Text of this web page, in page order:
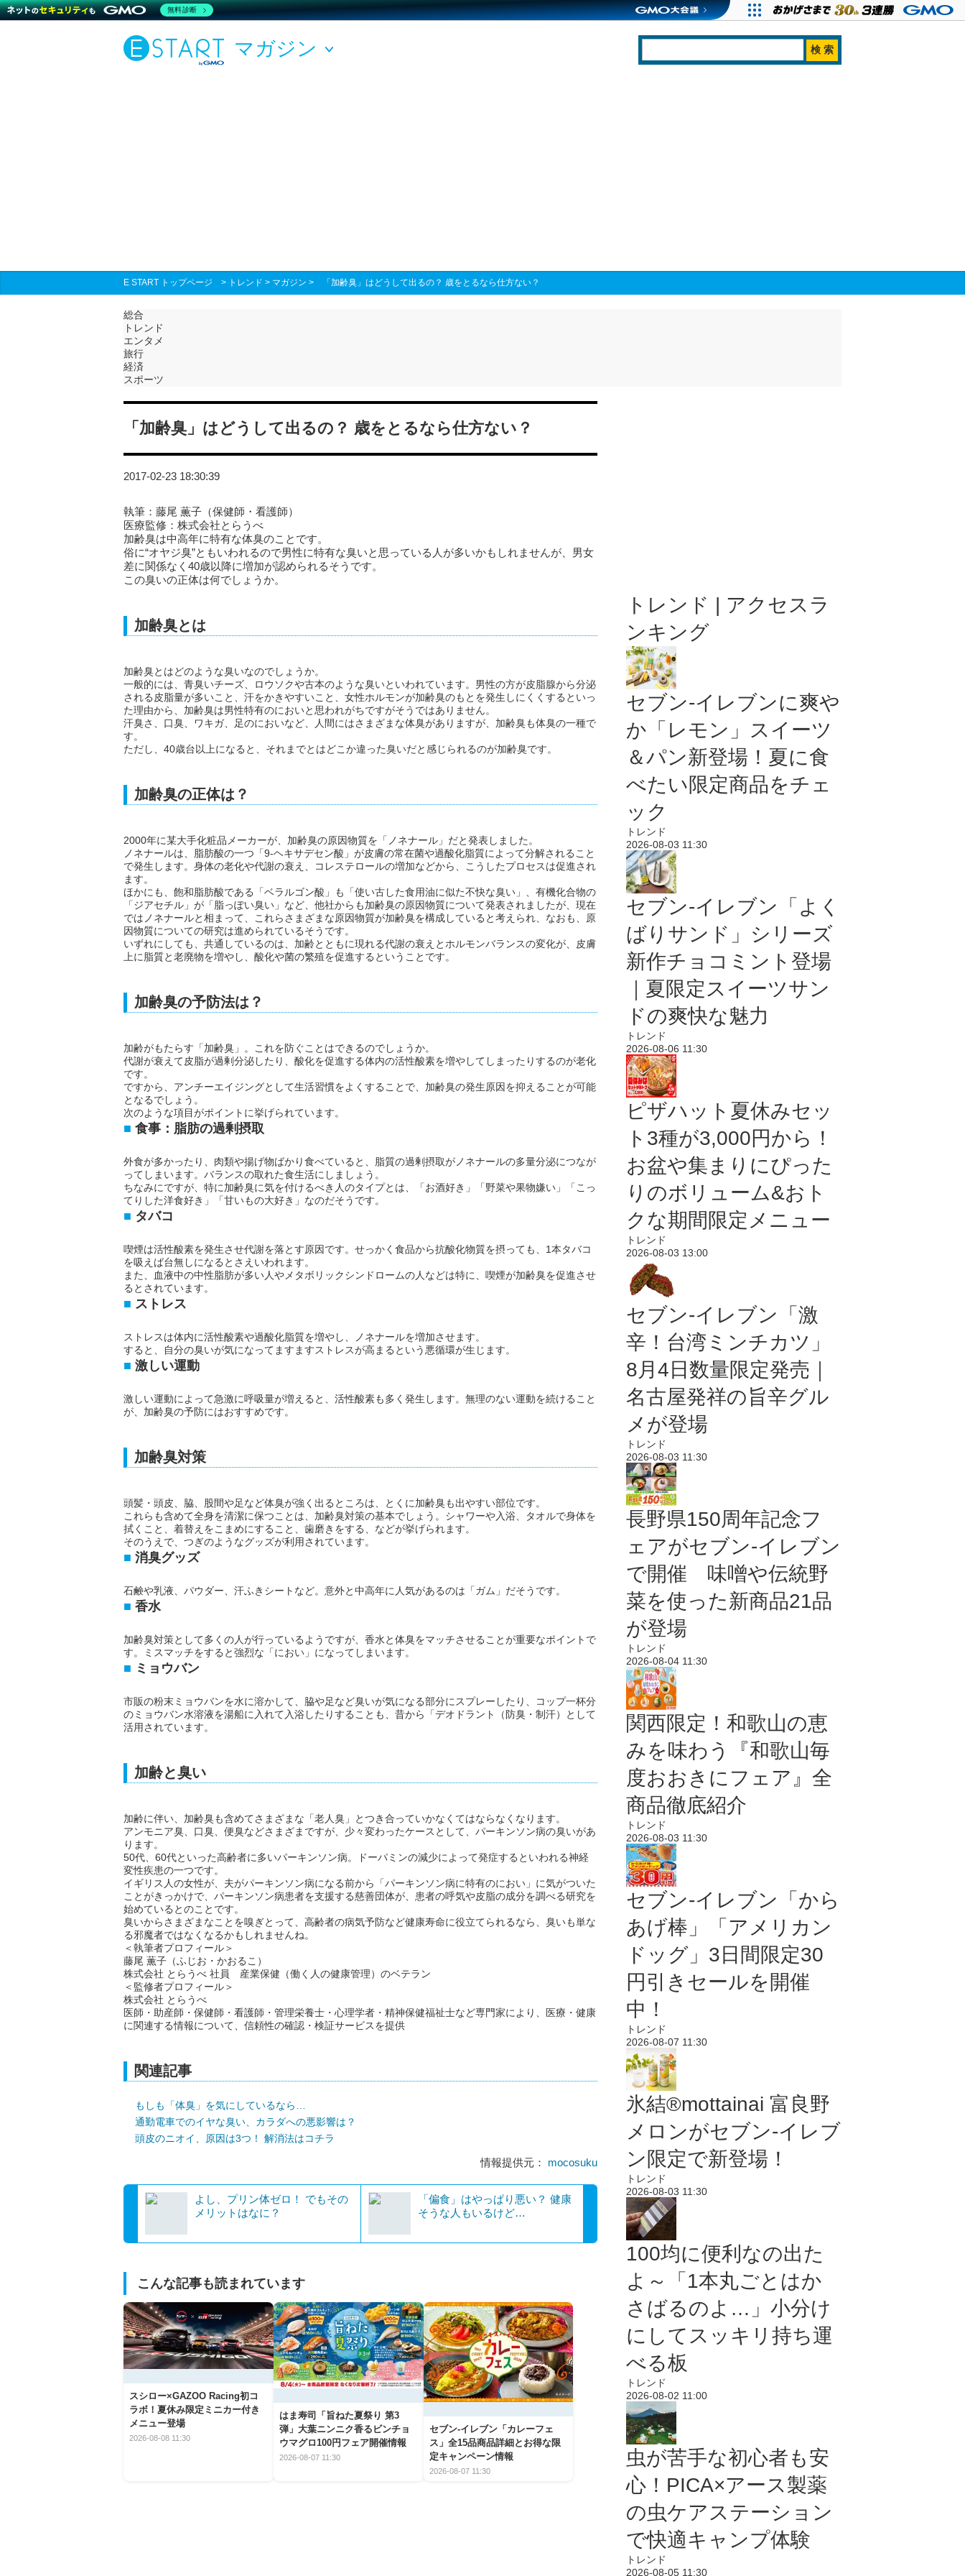
マガジン
E START トップページ > トレンド > マガジン > 「加齢臭」はどうして出るの？ 歳をとるなら仕方ない？
総合
トレンド
エンタメ
旅行
経済
スポーツ
「加齢臭」はどうして出るの？ 歳をとるなら仕方ない？
2017-02-23 18:30:39
執筆：藤尾 薫子（保健師・看護師）
医療監修：株式会社とらうべ
加齢臭は中高年に特有な体臭のことです。
俗に“オヤジ臭”ともいわれるので男性に特有な臭いと思っている人が多いかもしれませんが、男女
差に関係なく40歳以降に増加が認められるそうです。
この臭いの正体は何でしょうか。
加齢臭とは
加齢臭とはどのような臭いなのでしょうか。
一般的には、青臭いチーズ、ロウソクや古本のような臭いといわれています。男性の方が皮脂腺から分泌
される皮脂量が多いこと、汗をかきやすいこと、女性ホルモンが加齢臭のもとを発生しにくくするといっ
た理由から、加齢臭は男性特有のにおいと思われがちですがそうではありません。
汗臭さ、口臭、ワキガ、足のにおいなど、人間にはさまざまな体臭がありますが、加齢臭も体臭の一種で
す。
ただし、40歳台以上になると、それまでとはどこか違った臭いだと感じられるのが加齢臭です。
加齢臭の正体は？
2000年に某大手化粧品メーカーが、加齢臭の原因物質を「ノネナール」だと発表しました。
ノネナールは、脂肪酸の一つ「9-ヘキサデセン酸」が皮膚の常在菌や過酸化脂質によって分解されること
で発生します。身体の老化や代謝の衰え、コレステロールの増加などから、こうしたプロセスは促進され
ます。
ほかにも、飽和脂肪酸である「ベラルゴン酸」も「使い古した食用油に似た不快な臭い」、有機化合物の
「ジアセチル」が「脂っぽい臭い」など、他社からも加齢臭の原因物質について発表されましたが、現在
ではノネナールと相まって、これらさまざまな原因物質が加齢臭を構成していると考えられ、なおも、原
因物質についての研究は進められているそうです。
いずれにしても、共通しているのは、加齢とともに現れる代謝の衰えとホルモンバランスの変化が、皮膚
上に脂質と老廃物を増やし、酸化や菌の繁殖を促進するということです。
加齢臭の予防法は？
加齢がもたらす「加齢臭」。これを防ぐことはできるのでしょうか。
代謝が衰えて皮脂が過剰分泌したり、酸化を促進する体内の活性酸素を増やしてしまったりするのが老化
です。
ですから、アンチーエイジングとして生活習慣をよくすることで、加齢臭の発生原因を抑えることが可能
となるでしょう。
次のような項目がポイントに挙げられています。
食事：脂肪の過剰摂取
外食が多かったり、肉類や揚げ物ばかり食べていると、脂質の過剰摂取がノネナールの多量分泌につなが
ってしまいます。バランスの取れた食生活にしましょう。
ちなみにですが、特に加齢臭に気を付けるべき人のタイプとは、「お酒好き」「野菜や果物嫌い」「こっ
てりした洋食好き」「甘いもの大好き」なのだそうです。
タバコ
喫煙は活性酸素を発生させ代謝を落とす原因です。せっかく食品から抗酸化物質を摂っても、1本タバコ
を吸えば台無しになるとさえいわれます。
また、血液中の中性脂肪が多い人やメタボリックシンドロームの人などは特に、喫煙が加齢臭を促進させ
るとされています。
ストレス
ストレスは体内に活性酸素や過酸化脂質を増やし、ノネナールを増加させます。
すると、自分の臭いが気になってますますストレスが高まるという悪循環が生じます。
激しい運動
激しい運動によって急激に呼吸量が増えると、活性酸素も多く発生します。無理のない運動を続けること
が、加齢臭の予防にはおすすめです。
加齢臭対策
頭髪・頭皮、脇、股間や足など体臭が強く出るところは、とくに加齢臭も出やすい部位です。
これらも含めて全身を清潔に保つことは、加齢臭対策の基本でしょう。シャワーや入浴、タオルで身体を
拭くこと、着替えをこまめにすること、歯磨きをする、などが挙げられます。
そのうえで、つぎのようなグッズが利用されています。
消臭グッズ
石鹸や乳液、パウダー、汗ふきシートなど。意外と中高年に人気があるのは「ガム」だそうです。
香水
加齢臭対策として多くの人が行っているようですが、香水と体臭をマッチさせることが重要なポイントで
す。ミスマッチをすると強烈な「におい」になってしまいます。
ミョウバン
市販の粉末ミョウバンを水に溶かして、脇や足など臭いが気になる部分にスプレーしたり、コップ一杯分
のミョウバン水溶液を湯船に入れて入浴したりすることも、昔から「デオドラント（防臭・制汗）として
活用されています。
加齢と臭い
加齢に伴い、加齢臭も含めてさまざまな「老人臭」とつき合っていかなくてはならなくなります。
アンモニア臭、口臭、便臭などさまざまですが、少々変わったケースとして、パーキンソン病の臭いがあ
ります。
50代、60代といった高齢者に多いパーキンソン病。ドーパミンの減少によって発症するといわれる神経
変性疾患の一つです。
イギリス人の女性が、夫がパーキンソン病になる前から「パーキンソン病に特有のにおい」に気がついた
ことがきっかけで、パーキンソン病患者を支援する慈善団体が、患者の呼気や皮脂の成分を調べる研究を
始めているとのことです。
臭いからさまざまなことを嗅ぎとって、高齢者の病気予防など健康寿命に役立てられるなら、臭いも単な
る邪魔者ではなくなるかもしれませんね。
＜執筆者プロフィール＞
藤尾 薫子（ふじお・かおるこ）
株式会社 とらうべ 社員 産業保健（働く人の健康管理）のベテラン
＜監修者プロフィール＞
株式会社 とらうべ
医師・助産師・保健師・看護師・管理栄養士・心理学者・精神保健福祉士など専門家により、医療・健康
に関連する情報について、信頼性の確認・検証サービスを提供
関連記事
もしも「体臭」を気にしているなら…
通勤電車でのイヤな臭い、カラダへの悪影響は？
頭皮のニオイ、原因は3つ！ 解消法はコチラ
情報提供元： mocosuku
よし、プリン体ゼロ！ でもその
メリットはなに？
「偏食」はやっぱり悪い？ 健康
そうな人もいるけど…
こんな記事も読まれています
スシロー×GAZOO Racing初コ
ラボ！夏休み限定ミニカー付き
メニュー登場
2026-08-08 11:30
はま寿司「旨ねた夏祭り 第3
弾」大葉ニンニク香るビンチョ
ウマグロ100円フェア開催情報
2026-08-07 11:30
セブン‐イレブン「カレーフェ
ス」全15品商品詳細とお得な限
定キャンペーン情報
2026-08-07 11:30
トレンド | アクセスラ
ンキング
セブン‐イレブンに爽や
か「レモン」スイーツ
＆パン新登場！夏に食
べたい限定商品をチェ
ック
トレンド
2026-08-03 11:30
セブン‐イレブン「よく
ばりサンド」シリーズ
新作チョコミント登場
｜夏限定スイーツサン
ドの爽快な魅力
トレンド
2026-08-06 11:30
ピザハット夏休みセッ
ト3種が3,000円から！
お盆や集まりにぴった
りのボリューム&おト
クな期間限定メニュー
トレンド
2026-08-03 13:00
セブン-イレブン「激
辛！台湾ミンチカツ」
8月4日数量限定発売｜
名古屋発祥の旨辛グル
メが登場
トレンド
2026-08-03 11:30
長野県150周年記念フ
ェアがセブン-イレブン
で開催 味噌や伝統野
菜を使った新商品21品
が登場
トレンド
2026-08-04 11:30
関西限定！和歌山の恵
みを味わう『和歌山毎
度おおきにフェア』全
商品徹底紹介
トレンド
2026-08-03 11:30
セブン‐イレブン「から
あげ棒」「アメリカン
ドッグ」3日間限定30
円引きセールを開催
中！
トレンド
2026-08-07 11:30
氷結®mottainai 富良野
メロンがセブン‐イレブ
ン限定で新登場！
トレンド
2026-08-03 11:30
100均に便利なの出た
よ～「1本丸ごとはか
さばるのよ…」小分け
にしてスッキリ持ち運
べる板
トレンド
2026-08-02 11:00
虫が苦手な初心者も安
心！PICA×アース製薬
の虫ケアステーション
で快適キャンプ体験
トレンド
2026-08-05 11:30
無料診断